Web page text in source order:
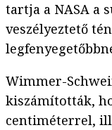
tartja a NASA a
veszélyeztető
Wimmer-
kiszámították,
centiméterrel,